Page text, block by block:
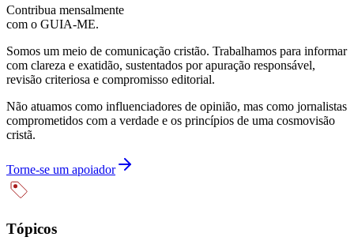
Contribua mensalmente
com o GUIA-ME.
Somos um meio de comunicação cristão. Trabalhamos para informar
com clareza e exatidão, sustentados por apuração responsável,
revisão criteriosa e compromisso editorial.
Não atuamos como influenciadores de opinião, mas como jornalistas
comprometidos com a verdade e os princípios de uma cosmovisão
cristã.
Torne-se um apoiador
Tópicos